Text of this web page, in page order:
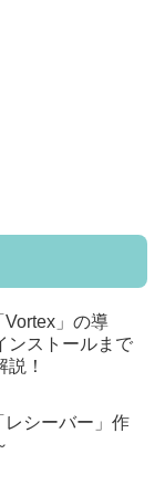
Vortex」の導
ンストールまで
！
レシーバー」作